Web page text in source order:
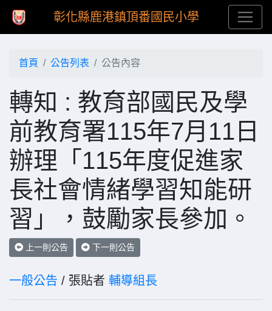
彰化縣鹿港鎮頂番國民小學
首頁 公告列表 公告內容
轉知 : 教育部國民及學
前教育署115年7月11日
辦理「115年度促進家
長社會情緒學習知能研
習」，鼓勵家長參加。
上一則公告 下一則公告
一般公告 / 張貼者 輔導組長